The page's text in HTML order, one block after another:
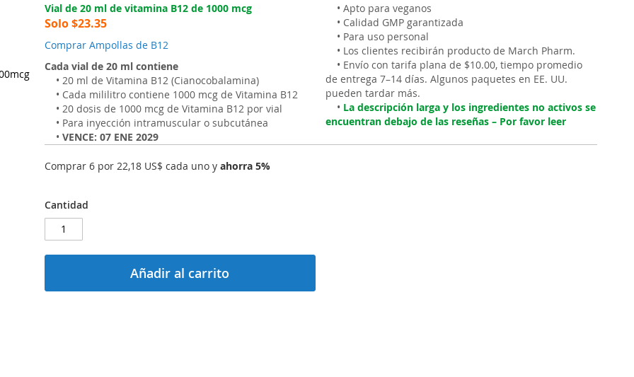
Vial de 20 ml de vitamina B12 de 1000 mcg
Solo $23.35
Comprar Ampollas de B12
Cada vial de 20 ml contiene
• 20 ml de Vitamina B12 (Cianocobalamina)
• Cada mililitro contiene 1000 mcg de Vitamina B12
• 20 dosis de 1000 mcg de Vitamina B12 por vial
• Para inyección intramuscular o subcutánea
• VENCE: 07 ENE 2029
• Apto para veganos
• Calidad GMP garantizada
• Para uso personal
• Los clientes recibirán producto de March Pharm.
• Envío con tarifa plana de $10.00, tiempo promedio
de entrega 7–14 días. Algunos paquetes en EE. UU.
pueden tardar más.
• La descripción larga y los ingredientes no activos se
encuentran debajo de las reseñas – Por favor leer
Comprar 6 por 22,18 US$ cada uno y ahorra 5%
Cantidad
Añadir al carrito